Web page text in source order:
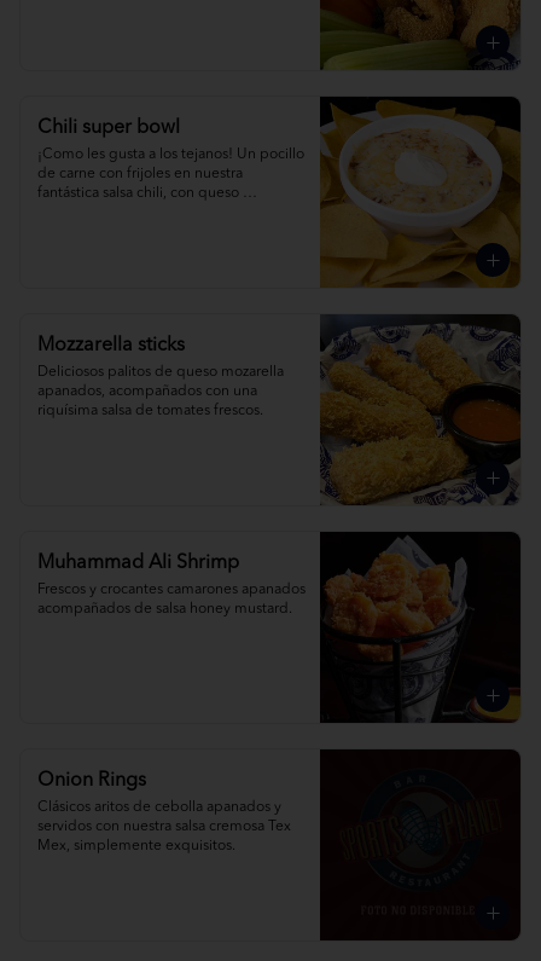
Chili super bowl
¡Como les gusta a los tejanos! Un pocillo
de carne con frijoles en nuestra
fantástica salsa chili, con queso
Mozzarella sticks
Deliciosos palitos de queso mozarella
apanados, acompañados con una
riquísima salsa de tomates frescos.
Muhammad Ali Shrimp
Frescos y crocantes camarones apanados
acompañados de salsa honey mustard.
Onion Rings
Clásicos aritos de cebolla apanados y
servidos con nuestra salsa cremosa Tex
Mex, simplemente exquisitos.